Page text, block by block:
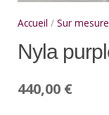
Accueil / Sur mesure
Nyla
440,00 €